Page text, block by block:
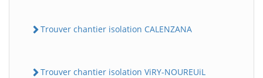
Trouver chantier isolation CALENZANA
Trouver chantier isolation ViRY-NOUREUiL